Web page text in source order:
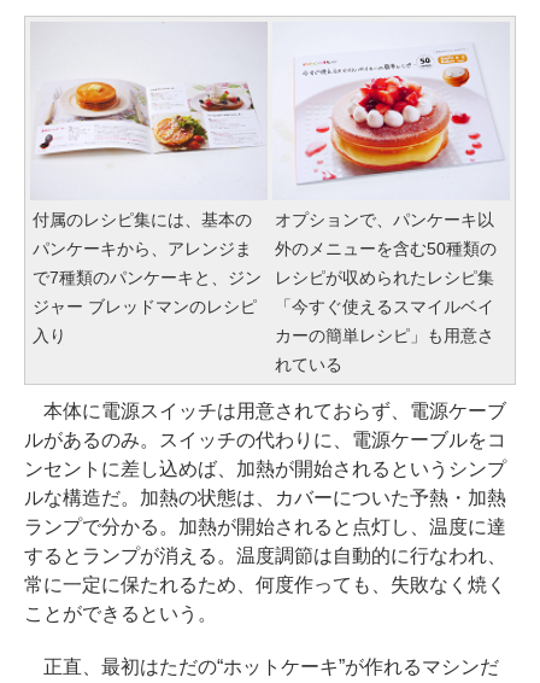
付属のレシピ集には、基本の
パンケーキから、アレンジま
で7種類のパンケーキと、ジン
ジャー ブレッドマンのレシピ
入り
オプションで、パンケーキ以
外のメニューを含む50種類の
レシピが収められたレシピ集
「今すぐ使えるスマイルベイ
カーの簡単レシピ」も用意さ
れている
本体に電源スイッチは用意されておらず、電源ケーブ
ルがあるのみ。スイッチの代わりに、電源ケーブルをコ
ンセントに差し込めば、加熱が開始されるというシンプ
ルな構造だ。加熱の状態は、カバーについた予熱・加熱
ランプで分かる。加熱が開始されると点灯し、温度に達
するとランプが消える。温度調節は自動的に行なわれ、
常に一定に保たれるため、何度作っても、失敗なく焼く
ことができるという。
正直、最初はただの“ホットケーキ”が作れるマシンだ